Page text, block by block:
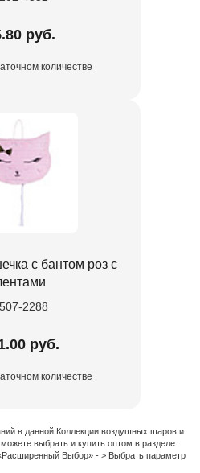
руб.
количестве
с бантом роз с
2288
руб.
количестве
в данной Коллекции воздушных шаров и
выбрать и купить оптом в разделе
Выбор» - > Выбрать параметр